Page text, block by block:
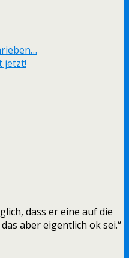
jetzt!
dass er eine auf die
aber eigentlich ok sei.“